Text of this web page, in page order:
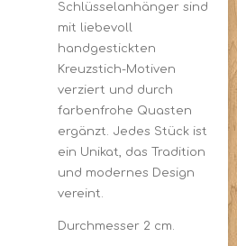
Schlüsselanhänger sind
mit liebevoll
handgestickten
Kreuzstich-Motiven
verziert und durch
farbenfrohe Quasten
ergänzt. Jedes Stück ist
ein Unikat, das Tradition
und modernes Design
vereint.
Durchmesser 2 cm.